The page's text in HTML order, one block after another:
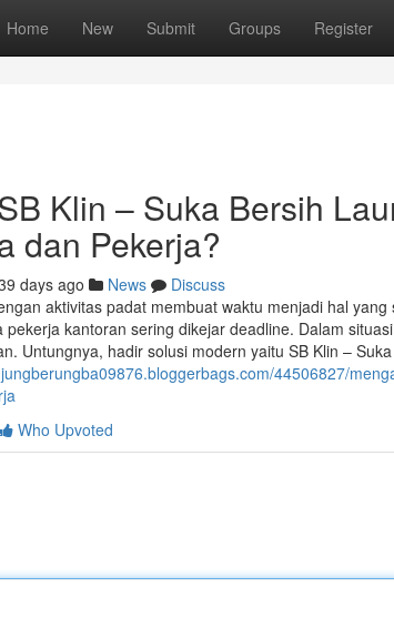
Home New Submit Groups Register
Klin – Suka Bersih
dan Pekerja?
days ago News
Discuss
aktivitas padat membuat waktu menjadi hal
kantoran sering dikejar deadline. Dalam
Untungnya, hadir solusi modern yaitu SB Klin –
44506827/
Who Upvoted